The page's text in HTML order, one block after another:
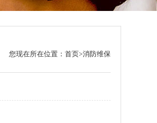
您现在所在位置： 首页>消防维保